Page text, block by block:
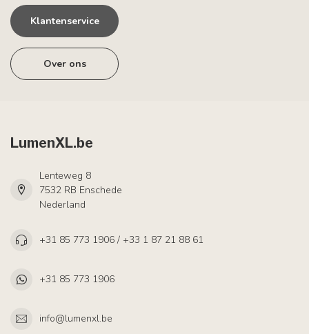
Klantenservice
Over ons
LumenXL.be
Lenteweg 8
7532 RB Enschede
Nederland
+31 85 773 1906 / +33 1 87 21 88 61
+31 85 773 1906
info@lumenxl.be